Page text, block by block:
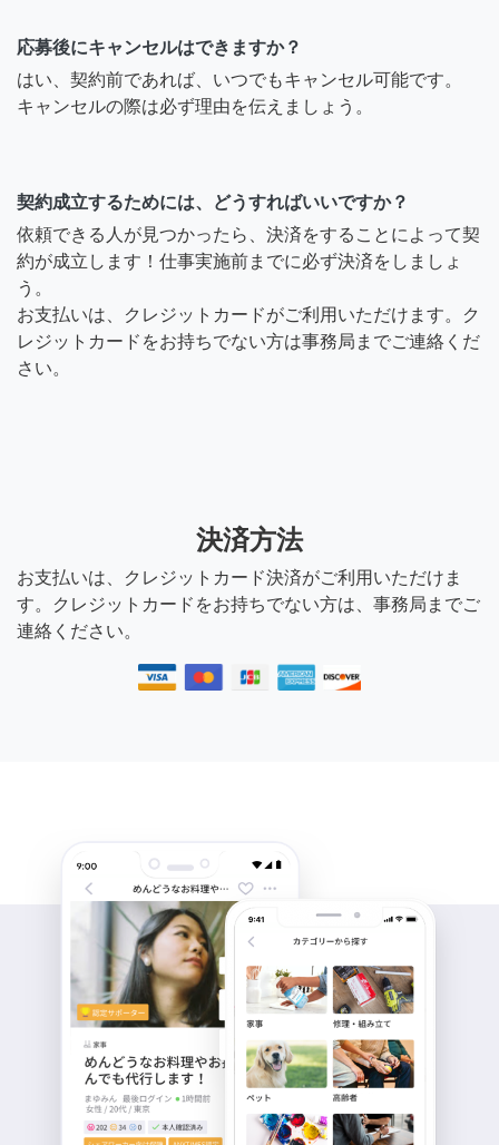
応募後にキャンセルはできますか？
はい、契約前であれば、いつでもキャンセル可能です。
キャンセルの際は必ず理由を伝えましょう。
契約成立するためには、どうすればいいですか？
依頼できる人が見つかったら、決済をすることによって契
約が成立します！仕事実施前までに必ず決済をしましょ
う。
お支払いは、クレジットカードがご利用いただけます。ク
レジットカードをお持ちでない方は事務局までご連絡くだ
さい。
決済方法
お支払いは、クレジットカード決済がご利用いただけま
す。クレジットカードをお持ちでない方は、事務局までご
連絡ください。